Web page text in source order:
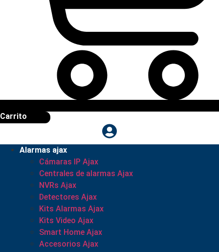
Carrito
Alarmas ajax
Cámaras IP Ajax
Centrales de alarmas Ajax
NVRs Ajax
Detectores Ajax
Kits Alarmas Ajax
Kits Video Ajax
Smart Home Ajax
Accesorios Ajax